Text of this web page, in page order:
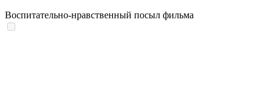
Воспитательно-нравственный посыл фильма